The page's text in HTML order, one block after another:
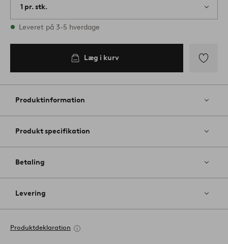
1 pr. stk.
På lager
Leveret på 3-5 hverdage
Læg i kurv
til
Produktinformation
Produkt specifikation
Betaling
Levering
Produktdeklaration